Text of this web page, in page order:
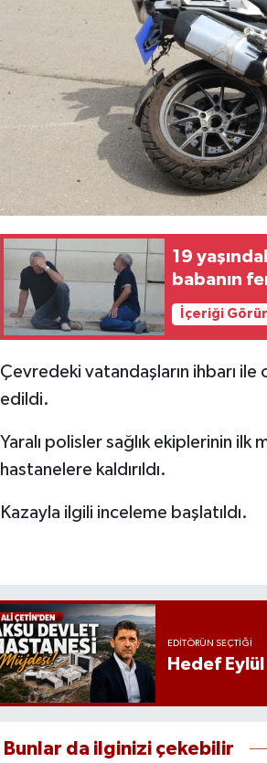
19
babanın
İçeriği
Çevredeki vatandaşların ihbarı
edildi.
Yaralı polisler sağlık ekiplerinin ilk
hastanelere kaldırıldı.
Kazayla ilgili inceleme başlatıldı.
EDITÖRÜN SEÇTIĞI
Hedef Eylül
Bunlar da ilginizi çekebilir